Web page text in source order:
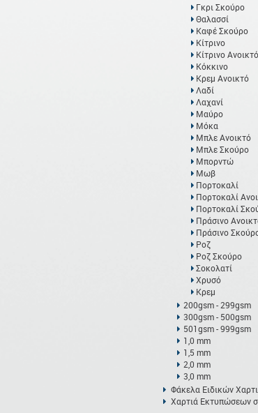
Γκρι Σκούρο
Θαλασσί
Καφέ Σκούρο
Κίτρινο
Κίτρινο Ανοικτό
Κόκκινο
Κρεμ Ανοικτό
Λαδί
Λαχανί
Μαύρο
Μόκα
Μπλε Ανοικτό
Μπλε Σκούρο
Μπορντώ
Μωβ
Πορτοκαλί
Πορτοκαλί
Πορτοκαλί
Πράσινο
Πράσινο
Ροζ
Ροζ Σκούρο
Σοκολατί
Χρυσό
Κρεμ
200gsm - 299gsm
300gsm - 500gsm
501gsm - 999gsm
1,0 mm
1,5 mm
2,0 mm
3,0 mm
Φάκελα Ειδικών
Χαρτιά Εκτυπώσεων